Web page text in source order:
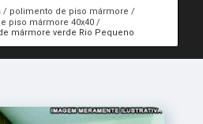
polimento de piso mármore
piso mármore 40x40
mármore verde Rio Pequeno